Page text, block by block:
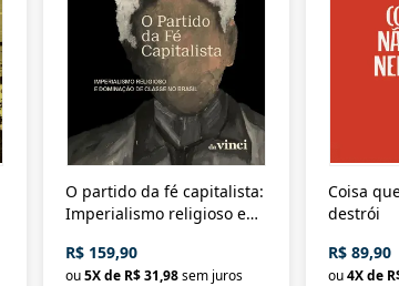
O partido da fé capitalista:
Imperialismo religioso e
Brasil
R$ 159,90
ou5X de R$ 31,98sem juros
Coisa
destrói
R$ 89,90
ou4X de